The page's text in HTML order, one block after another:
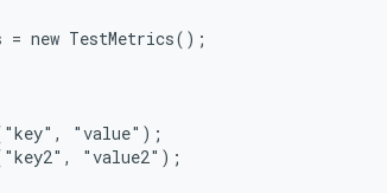
new TestMetrics();
"value");
"value2");